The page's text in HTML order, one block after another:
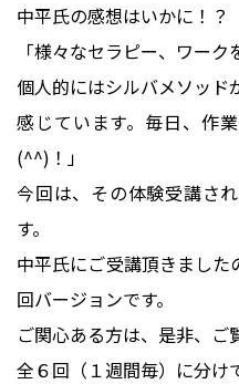
中平氏の感想はいかに！
「様々なセラピー、ワーク
個人的にはシルバメソッド
感じています。毎日、作
(^^)！」
今回は、その体験受講さ
す。
中平氏にご受講頂きました
回バージョンです。
ご関心ある方は、是非、ご
全６回（１週間毎）に分け